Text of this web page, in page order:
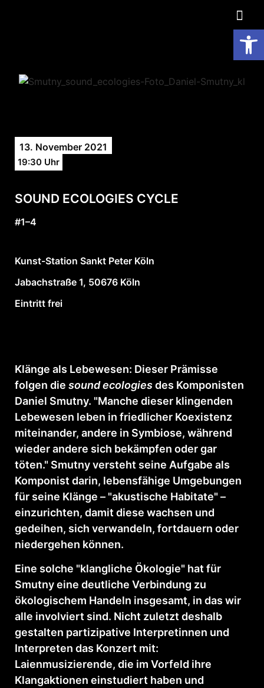
13. November 2021
19:30 Uhr
SOUND ECOLOGIES CYCLE
#1–4
Kunst-Station Sankt Peter Köln
Jabachstraße 1, 50676 Köln
Eintritt frei
Klänge als Lebewesen: Dieser Prämisse
folgen die sound ecologiesdes Komponisten
Daniel Smutny. "Manche dieser klingenden
Lebewesen leben in friedlicher Koexistenz
miteinander, andere in Symbiose, während
wieder andere sich bekämpfen oder gar
töten." Smutny versteht seine Aufgabe als
Komponist darin, lebensfähige Umgebungen
für seine Klänge – "akustische Habitate" –
einzurichten, damit diese wachsen und
gedeihen, sich verwandeln, fortdauern oder
niedergehen können.
Eine solche "klangliche Ökologie" hat für
Smutny eine deutliche Verbindung zu
ökologischem Handeln insgesamt, in das wir
alle involviert sind. Nicht zuletzt deshalb
gestalten partizipative Interpretinnen und
Interpreten das Konzert mit:
Laienmusizierende, die im Vorfeld ihre
Klangaktionen einstudiert haben und